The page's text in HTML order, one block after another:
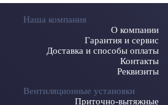
Наша компания
О компании
Гарантия и сервис
Доставка и способы оплаты
Контакты
Реквизиты
Вентиляционные установки
Приточно-вытяжные